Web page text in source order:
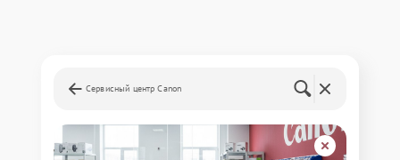
Сервисный центр Canon